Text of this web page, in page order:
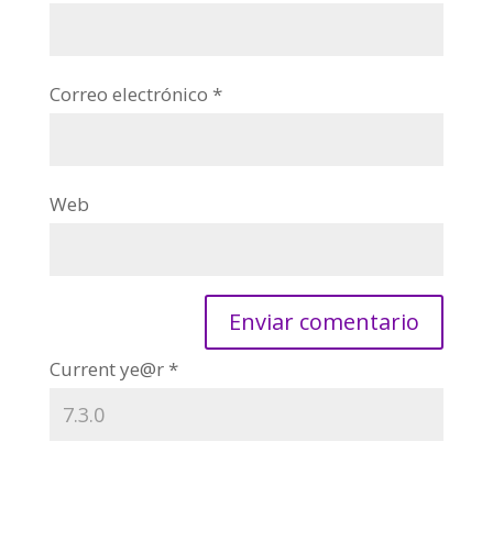
Correo electrónico *
Web
Current ye@r *